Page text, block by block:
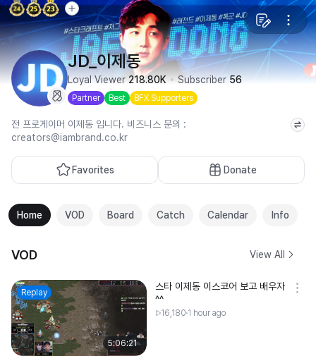
JD_이제동
Loyal Viewer 218.80K Subscriber 56
Partner Best BFX Supporters
전 프로게이머 이제동 입니다. 비즈니스 문의 :
creators@iambrand.co.kr
Favorites Donate
Home VOD Board Catch Calendar Info
VOD View All
Replay
5:06:21
스타 이제동 이스코어 보고 배우자
^^
16,180 1 hour ago